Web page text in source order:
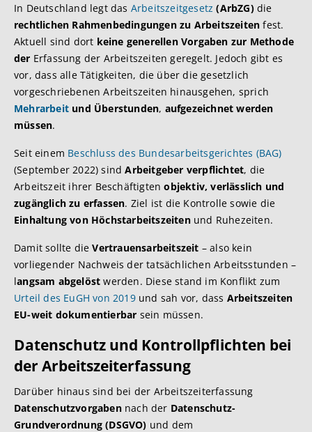
In Deutschland legt das Arbeitszeitgesetz (ArbZG)die
rechtlichen Rahmenbedingungen zu Arbeitszeiten fest.
Aktuell sind dort keine generellen Vorgaben zur Methode
der Erfassung der Arbeitszeiten geregelt. Jedoch gibt es
vor, dass alle Tätigkeiten, die über die gesetzlich
vorgeschriebenen Arbeitszeiten hinausgehen, sprich
Mehrarbeit und Überstunden, aufgezeichnet werden
müssen.
Seit einem Beschluss des Bundesarbeitsgerichtes (BAG)
(September 2022) sindArbeitgeber verpflichtet, die
Arbeitszeit ihrer Beschäftigtenobjektiv, verlässlich und
zugänglich zu erfassen. Ziel ist die Kontrolle sowie die
Einhaltung von Höchstarbeitszeitenund Ruhezeiten.
Damit sollte dieVertrauensarbeitszeit – also kein
vorliegender Nachweis der tatsächlichen Arbeitsstunden –
langsam abgelöst werden. Diese stand im Konflikt zum
Urteil des EuGH von 2019und sah vor, dass Arbeitszeiten
EU-weit dokumentierbar sein müssen.
Datenschutz und Kontrollpflichten bei
der Arbeitszeiterfassung
Darüber hinaus sind bei der Arbeitszeiterfassung
Datenschutzvorgabennach der Datenschutz-
Grundverordnung (DSGVO) und dem